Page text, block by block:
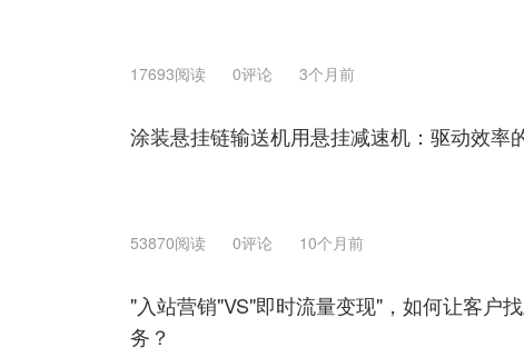
17693阅读 0评论 3个月前
涂装悬挂链输送机用悬挂减速机：驱动效率
53870阅读 0评论 10个月前
"入站营销"VS"即时流量变现"，如何让客户
务？